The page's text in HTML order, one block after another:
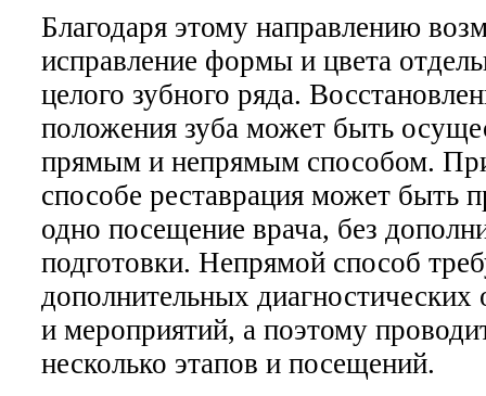
Благодаря этому направлению
исправление формы и цвета
целого зубного ряда.
положения зуба может быть
прямым и непрямым способом.
способе реставрация может быть
одно посещение врача, без
подготовки. Непрямой способ
дополнительных диагностических
и мероприятий, а поэтому
несколько этапов и посещений.